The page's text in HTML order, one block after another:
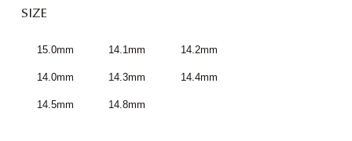
SIZE
15.0mm 14.1mm 14.2mm
14.0mm 14.3mm 14.4mm
14.5mm 14.8mm